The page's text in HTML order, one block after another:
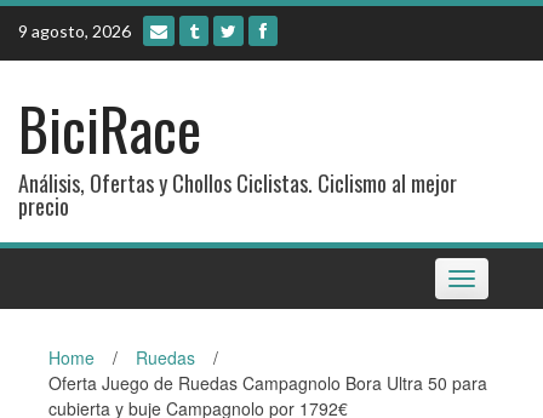
Skip
content
9 agosto, 2026
BiciRace
Análisis, Ofertas y Chollos Ciclistas. Ciclismo al mejor
precio
Toggle
navigation
Home / Ruedas
/
Oferta Juego de Ruedas Campagnolo Bora Ultra 50 para
cubierta y buje Campagnolo por 1792€